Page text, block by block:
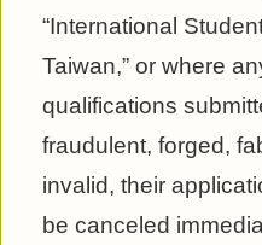
“International
Taiwan,” or where
qualifications
fraudulent, forged,
invalid, their
be canceled